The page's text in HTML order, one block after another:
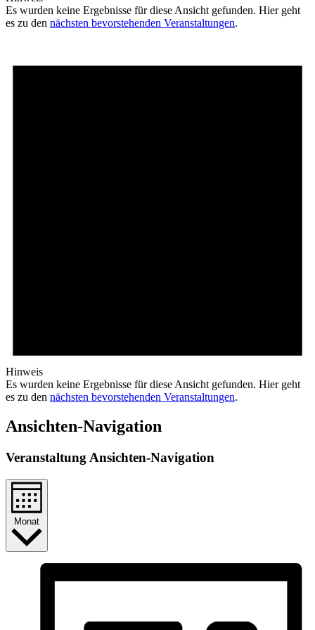
Es wurden keine Ergebnisse für diese Ansicht gefunden. Hier geht
es zu den nächsten bevorstehenden Veranstaltungen.
Hinweis
Es wurden keine Ergebnisse für diese Ansicht gefunden. Hier geht
es zu den nächsten bevorstehenden Veranstaltungen.
Ansichten-Navigation
Veranstaltung Ansichten-Navigation
Monat